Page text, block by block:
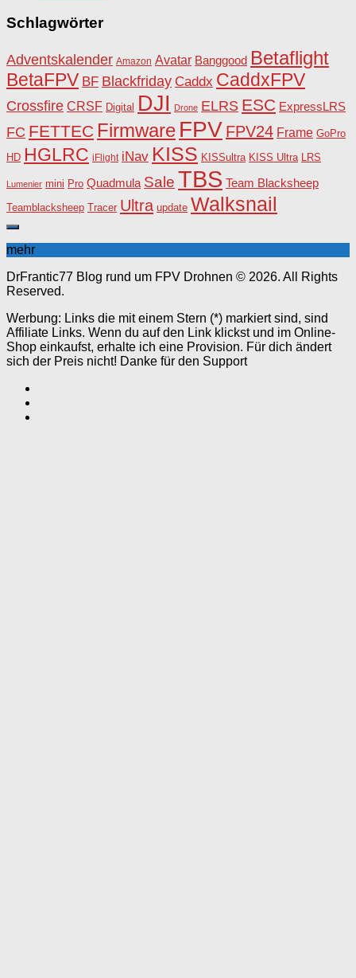
Schlagwörter
Adventskalender Amazon Avatar Banggood Betaflight
BetaFPV BF Blackfriday Caddx CaddxFPV
Crossfire CRSF Digital DJI Drone ELRS ESC ExpressLRS
FC FETTEC Firmware FPV FPV24 Frame GoPro
HD HGLRC iFlight iNav KISS KISSultra KISS Ultra LRS
Lumenier mini Pro Quadmula Sale TBS Team Blacksheep
Teamblacksheep Tracer Ultra update Walksnail
mehr
DrFrantic77 Blog rund um FPV Drohnen © 2026. All Rights
Reserved.
Werbung: Links die mit einem Stern (*) markiert sind, sind
Affiliate Links. Wenn du auf den Link klickst und im Online-
Shop einkaufst, erhalte ich eine Provision. Für dich ändert
sich der Preis nicht! Danke für den Support